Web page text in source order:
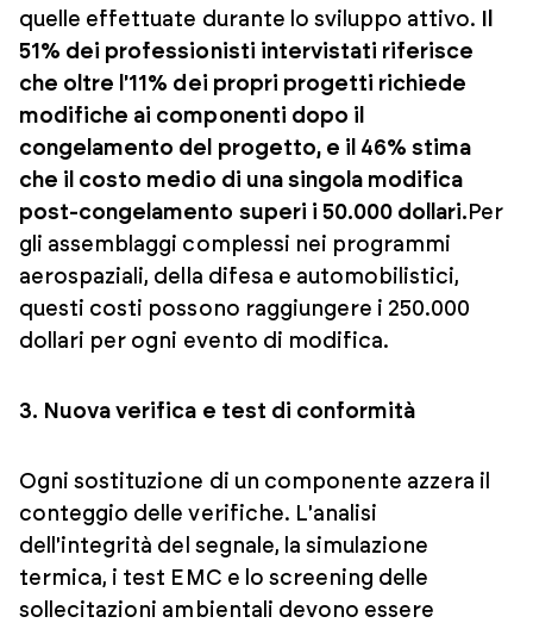
quelle effettuate durante lo sviluppo attivo.
51% dei professionisti intervistati riferisce
che oltre l'11% dei propri progetti richiede
modifiche ai componenti dopo il
congelamento del progetto, e il 46% stima
che il costo medio di una singola modifica
post-congelamento superi i 50.000 dollari. Per
gli assemblaggi complessi nei programmi
aerospaziali, della difesa e automobilistici,
questi costi possono raggiungere i 250.000
dollari per ogni evento di modifica.
3. Nuova verifica e test di conformità
Ogni sostituzione di un componente azzera il
conteggio delle verifiche. L'analisi
dell'integrità del segnale, la simulazione
termica, i test EMC e lo screening delle
sollecitazioni ambientali devono essere